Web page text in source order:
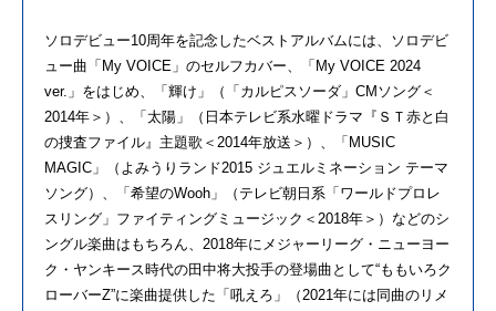
ソロデビュー10周年を記念したベストアルバムには、ソロデビ
ュー曲「My VOICE」のセルフカバー、「My VOICE 2024
ver.」をはじめ、「輝け」（「カルピスソーダ」CMソング＜
2014年＞）、「太陽」（日本テレビ系水曜ドラマ『ＳＴ赤と白
の捜査ファイル』主題歌＜2014年放送＞）、「MUSIC
MAGIC」（よみうりランド2015 ジュエルミネーション テーマ
ソング）、「希望のWooh」（テレビ朝日系「ワールドプロレ
スリング」ファイティングミュージック＜2018年＞）などのシ
ングル楽曲はもちろん、2018年にメジャーリーグ・ニューヨー
ク・ヤンキース時代の田中将大投手の登場曲として“ももいろク
ローバーZ”に楽曲提供した「吼えろ」（2021年には同曲のリメ